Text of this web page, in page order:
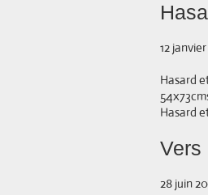
12
Hasard
Hasard
Vers
28 juin